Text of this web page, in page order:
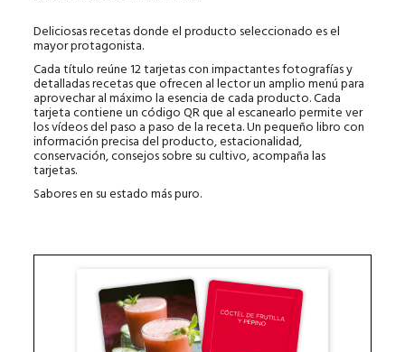
Deliciosas recetas donde el producto seleccionado es el
mayor protagonista.
Cada título reúne 12 tarjetas con impactantes fotografías y
detalladas recetas que ofrecen al lector un amplio menú para
aprovechar al máximo la esencia de cada producto. Cada
tarjeta contiene un código QR que al escanearlo permite ver
los vídeos del paso a paso de la receta. Un pequeño libro con
información precisa del producto, estacionalidad,
conservación, consejos sobre su cultivo, acompaña las
tarjetas.
Sabores en su estado más puro.